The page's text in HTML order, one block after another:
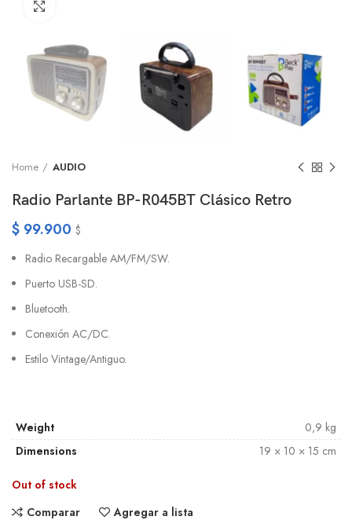
Home AUDIO
Radio Parlante BP-R045BT Clásico Retro
$ 99.900 $
Radio Recargable AM/FM/SW.
Puerto USB-SD.
Bluetooth.
Conexión AC/DC.
Estilo Vintage/Antiguo.
Weight
0,9 kg
Dimensions
19 × 10 × 15 cm
Out of stock
Comparar
Agregar a lista